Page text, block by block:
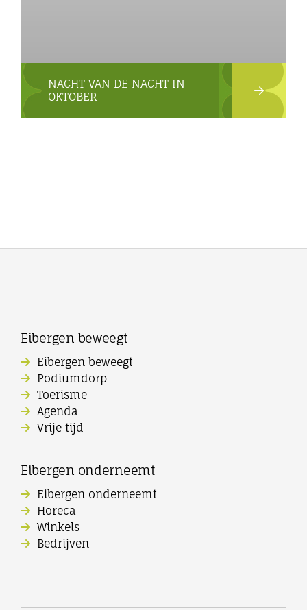
NACHT VAN DE NACHT IN
OKTOBER
Eibergen beweegt
Eibergen beweegt
Podiumdorp
Toerisme
Agenda
Vrije tijd
Eibergen onderneemt
Eibergen onderneemt
Horeca
Winkels
Bedrijven